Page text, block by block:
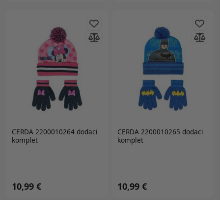
CERDA 2200010264 dodaci
komplet
10,99 €
CERDA 2200010265 dodaci
komplet
10,99 €